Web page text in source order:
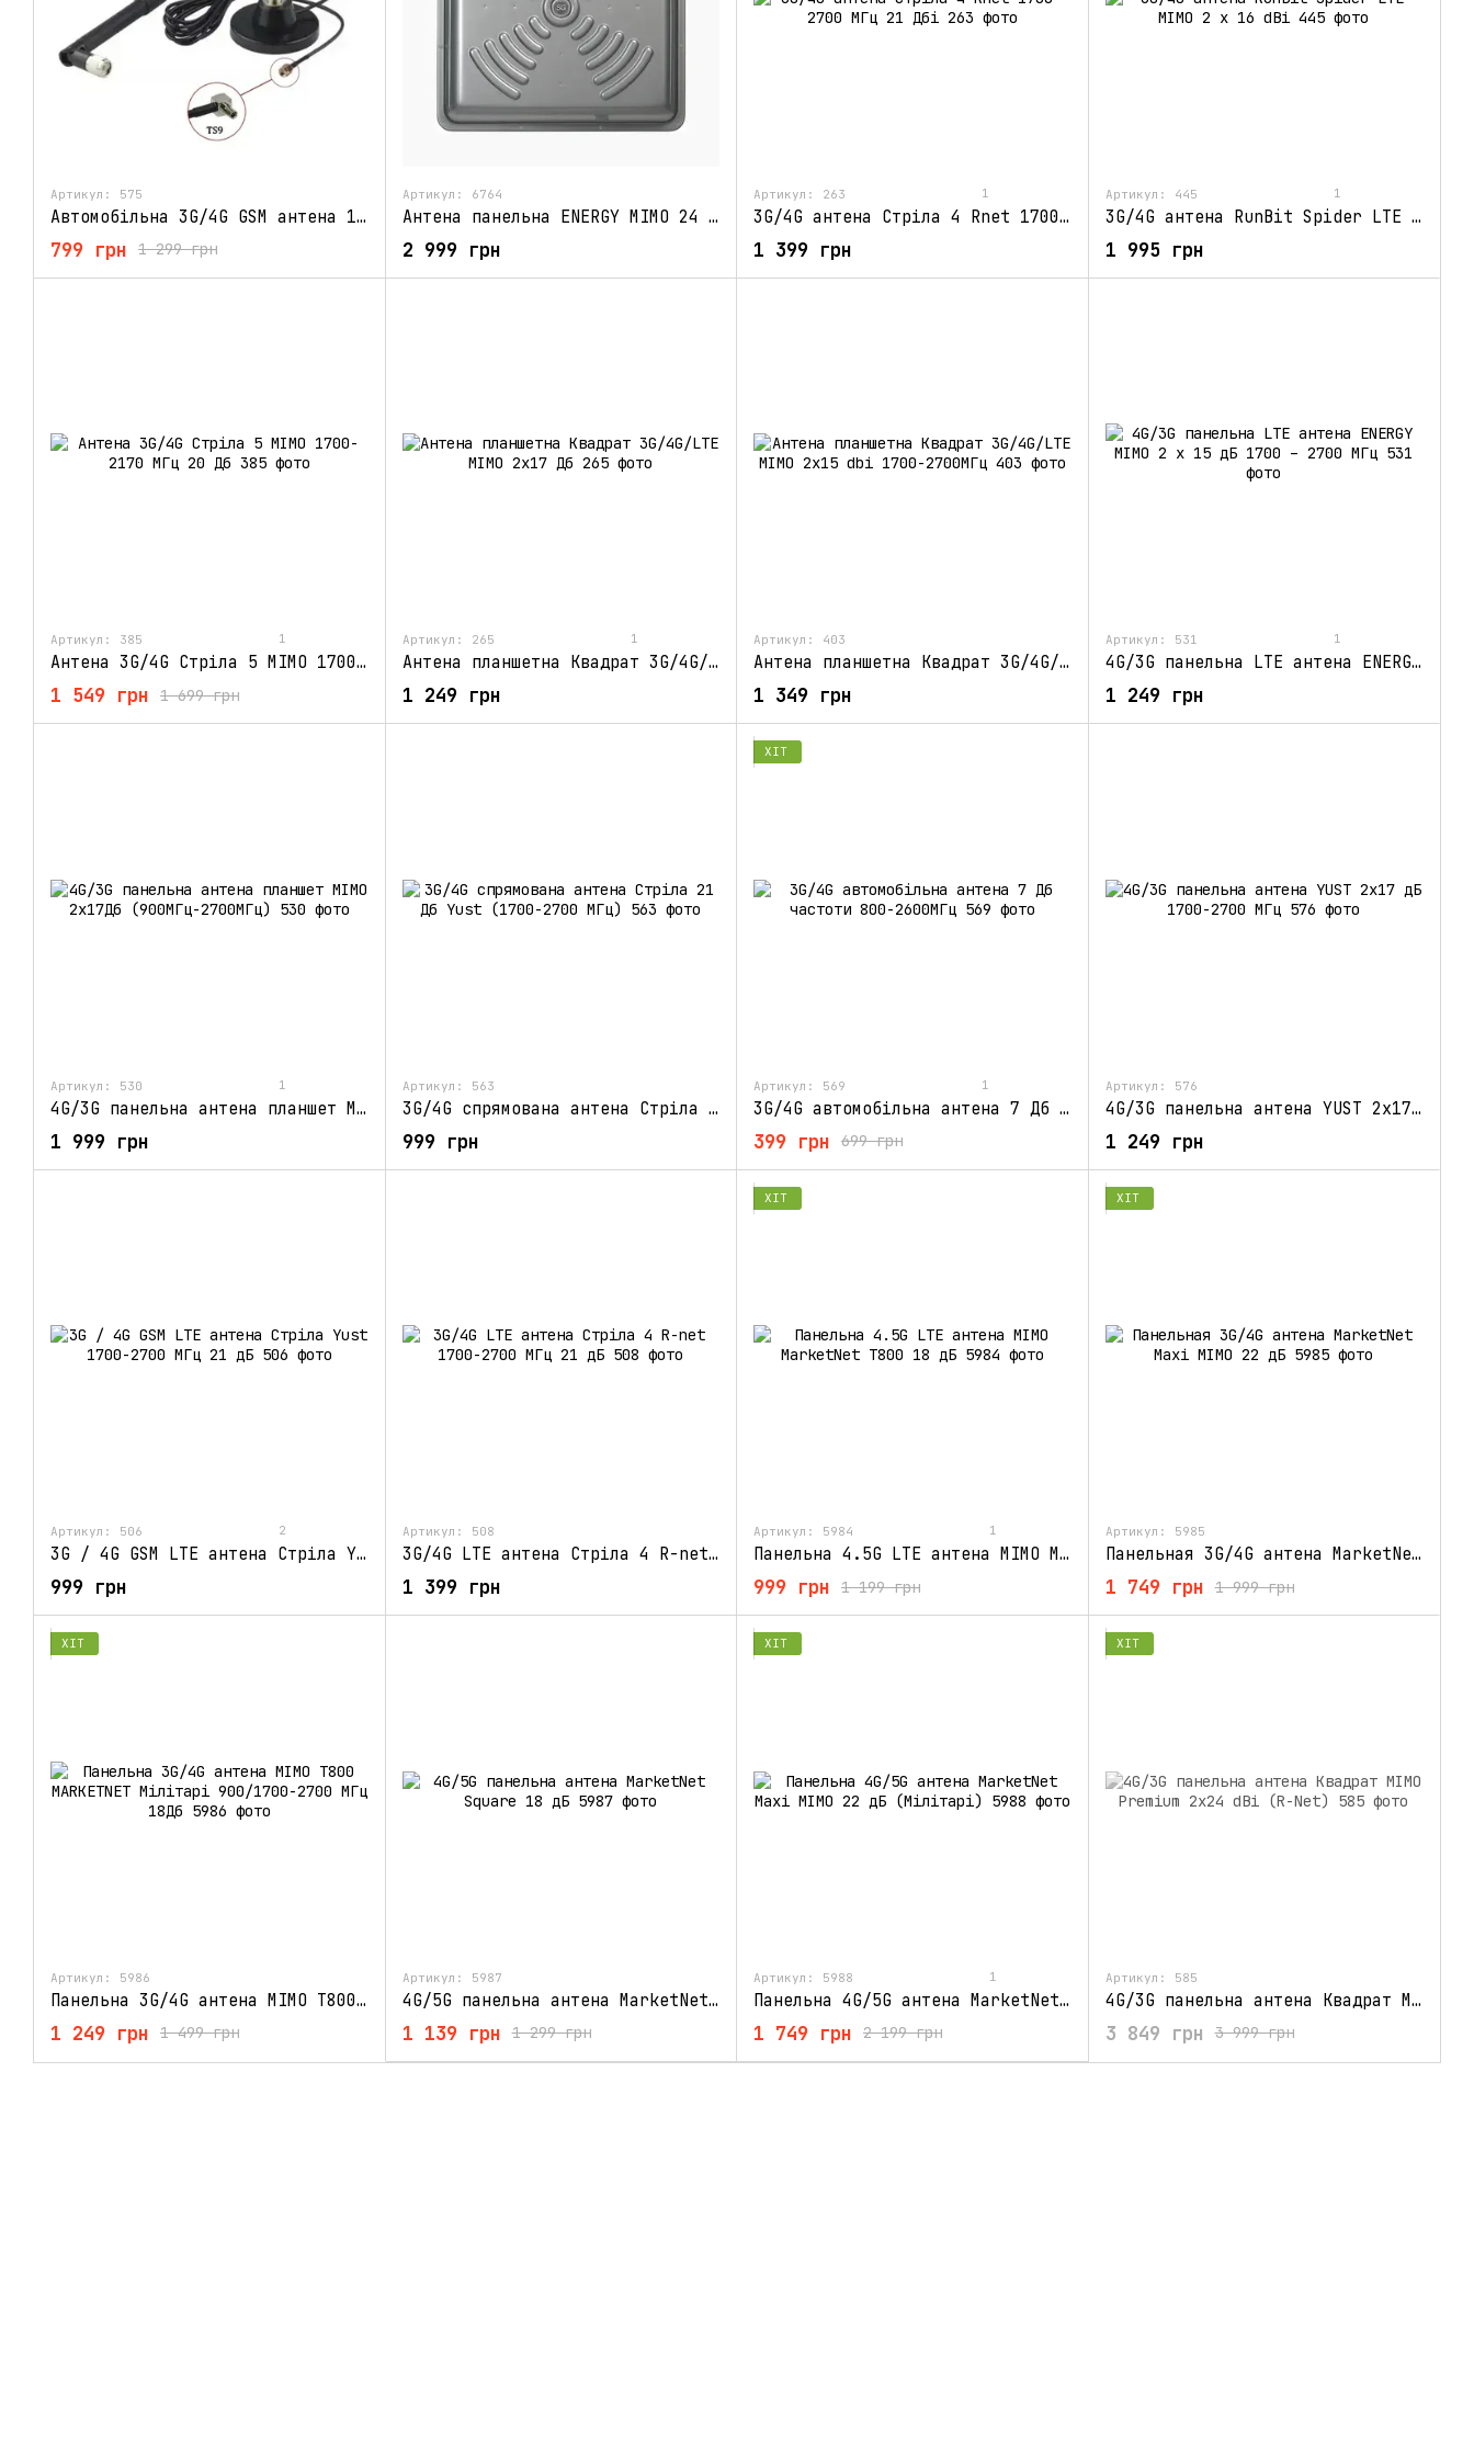
Артикул: 575
Автомобільна 3G/4G GSM антена 10 Дб (800-2700 МГц)
1 299 грн
799 грн
Артикул: 6764
Антена панельна ENERGY MIMO 24 дБ (1700-2700 МГц)
2 999 грн
Артикул: 263 1
3G/4G антена Стріла 4 Rnet 1700-2700 МГц 21 Дбі
1 399 грн
Артикул: 445 1
3G/4G антена RunBit Spider LTE MIMO 2 x 16 dBi
1 995 грн
Артикул: 385 1
Антена 3G/4G Стріла 5 МІМО 1700-2170 МГц 20 Дб
1 699 грн
1 549 грн
Артикул: 265 1
Антена планшетна Квадрат 3G/4G/LTE MIMO 2х17 Дб
1 249 грн
Артикул: 403
Антена планшетна Квадрат 3G/4G/LTE MIMO 2х15 dbi 1700-2700МГц
1 349 грн
Артикул: 531 1
4G/3G панельна LTE антена ENERGY MIMO 2 x 15 дБ 1700 – 2700 МГц
1 249 грн
Артикул: 530 1
4G/3G панельна антена планшет MIMO 2х17Дб (900МГц-2700МГц)
1 999 грн
Артикул: 563
3G/4G спрямована антена Стріла 21 Дб Yust (1700-2700 МГц)
999 грн
ХІТ
Артикул: 569 1
3G/4G автомобільна антена 7 Дб частоти 800-2600МГц
699 грн
399 грн
Артикул: 576
4G/3G панельна антена YUST 2x17 дБ 1700-2700 МГц
1 249 грн
Артикул: 506 2
3G / 4G GSM LTE антена Стріла Yust 1700-2700 МГц 21 дБ
999 грн
Артикул: 508
3G/4G LTE антена Стріла 4 R-net 1700-2700 МГц 21 дБ
1 399 грн
ХІТ
Артикул: 5984 1
Панельна 4.5G LTE антена MIMO MarketNet T800 18 дБ
1 199 грн
999 грн
ХІТ
Артикул: 5985
Панельная 3G/4G антена MarketNet Maxi MIMO 22 дБ
1 999 грн
1 749 грн
ХІТ
Артикул: 5986
Панельна 3G/4G антена MIMO T800 MARKETNET Мілітарі 900/1700-2700 МГц 18Дб
1 499 грн
1 249 грн
Артикул: 5987
4G/5G панельна антена MarketNet Square 18 дБ
1 299 грн
1 139 грн
ХІТ
Артикул: 5988 1
Панельна 4G/5G антена MarketNet Maxi MIMO 22 дБ (Мілітарі)
2 199 грн
1 749 грн
ХІТ
Артикул: 585
4G/3G панельна антена Квадрат MIMO Premium 2x24 dBi (R-Net)
3 999 грн
3 849 грн